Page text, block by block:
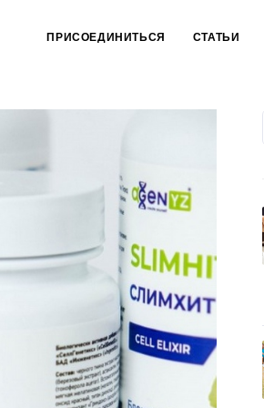
ПРИСОЕДИНИТЬСЯ СТАТЬИ